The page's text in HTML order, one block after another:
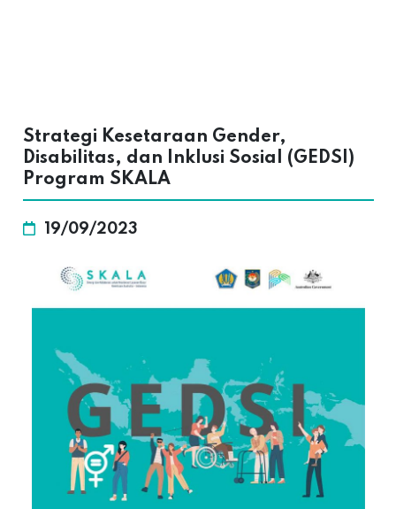
Strategi Kesetaraan Gender,
Disabilitas, dan Inklusi Sosial (GEDSI)
Program SKALA
19/09/2023